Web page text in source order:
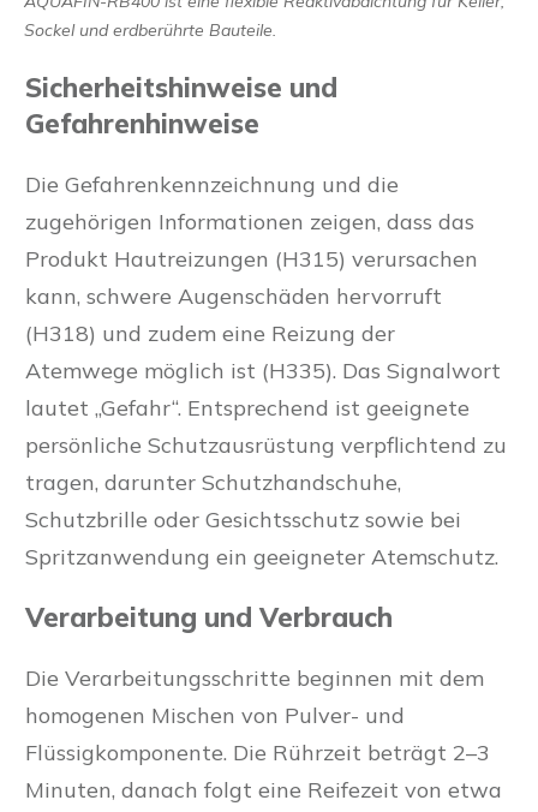
Sockel und erdberührte Bauteile.
Sicherheitshinweise und
Gefahrenhinweise
Die Gefahrenkennzeichnung und die
zugehörigen Informationen zeigen, dass das
Produkt Hautreizungen (H315) verursachen
kann, schwere Augenschäden hervorruft
(H318) und zudem eine Reizung der
Atemwege möglich ist (H335). Das Signalwort
lautet „Gefahr“. Entsprechend ist geeignete
persönliche Schutzausrüstung verpflichtend zu
tragen, darunter Schutzhandschuhe,
Schutzbrille oder Gesichtsschutz sowie bei
Spritzanwendung ein geeigneter Atemschutz.
Verarbeitung und Verbrauch
Die Verarbeitungsschritte beginnen mit dem
homogenen Mischen von Pulver- und
Flüssigkomponente. Die Rührzeit beträgt 2–3
Minuten, danach folgt eine Reifezeit von etwa